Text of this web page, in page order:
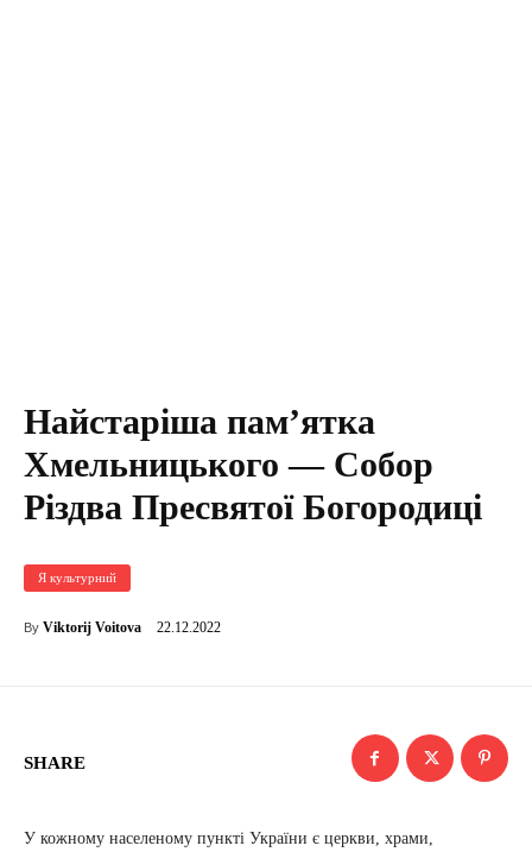
Найстаріша пам’ятка
Хмельницького — Собор
Різдва Пресвятої Богородиці
Я культурний
By Viktorij Voitova 22.12.2022
SHARE
У кожному населеному пункті України є церкви, храми,